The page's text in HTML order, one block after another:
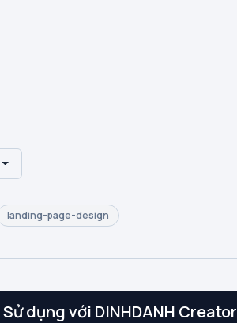
landing-page-design
Sử dụng với DINHDANH Creator